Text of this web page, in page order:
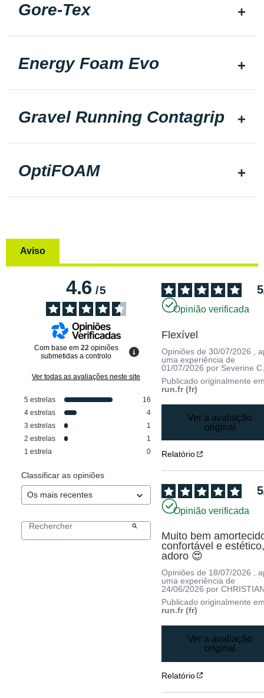
Gore-Tex
Energy Foam Evo
Gravel Running Contagrip
OptiFOAM
Aviso
4.6/5
Com base em 22 opiniões
submetidas a controlo
Ver todas as avaliações neste site
5 estrelas
16
4 estrelas
4
3 estrelas
1
2 estrelas
1
1 estrela 0
Classificar as opiniões
5
Opinião verificada
Flexível
Opiniões de30/07/2026
,
uma experiência de
01/07/2026 por Severine
Publicado originalmente
run.fr (fr)
Ver a avaliação
original
Relatório
5
Opinião verificada
Muito bem
confortável e
adoro 😍
Opiniões de 18/07/2026 ,
uma experiência de
24/06/2026 por
Publicado originalmente
run.fr (fr)
Ver a avaliação
original
Relatório